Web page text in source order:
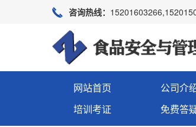
咨询热线：
网站首页 公司介
培训考证
免费答